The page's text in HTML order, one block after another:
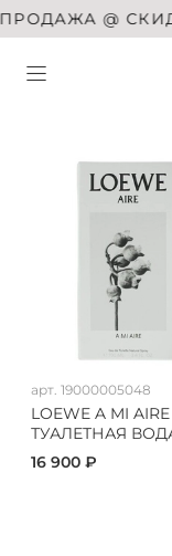
@ СКИДКА
арт. 19000005048
LOEWE A MI AIRE
ТУАЛЕТНАЯ
16 900 ₽